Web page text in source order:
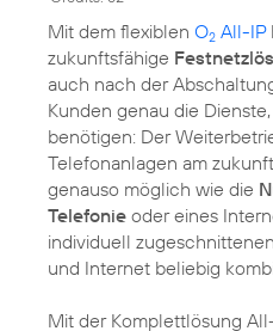
Mit dem flexiblen O2 All-IP
zukunftsfähige
auch nach der
Kunden genau die
benötigen: Der
Telefonanlagen am
genauso möglich wie die
Telefonie oder eines
individuell
und Internet beliebig
Mit der Komplettlösung